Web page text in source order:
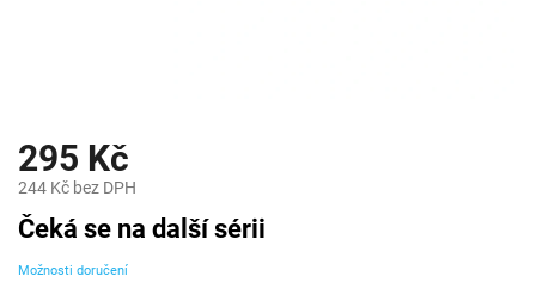
295 Kč
244 Kč bez DPH
Měrná
cena:
Čeká se na další sérii
Možnosti doručení